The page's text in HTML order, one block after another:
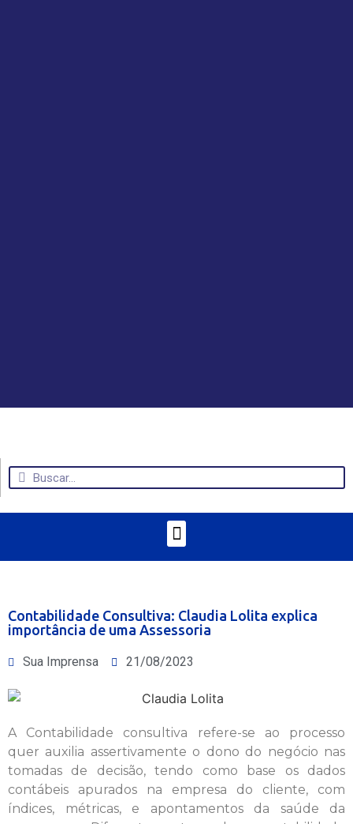
Contabilidade Consultiva: Claudia Lolita explica
importância de uma Assessoria
Sua Imprensa 21/08/2023
A Contabilidade consultiva refere-se ao processo
quer auxilia assertivamente o dono do negócio nas
tomadas de decisão, tendo como base os dados
contábeis apurados na empresa do cliente, com
índices, métricas, e apontamentos da saúde da